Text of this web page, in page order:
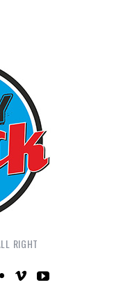
RIGHT